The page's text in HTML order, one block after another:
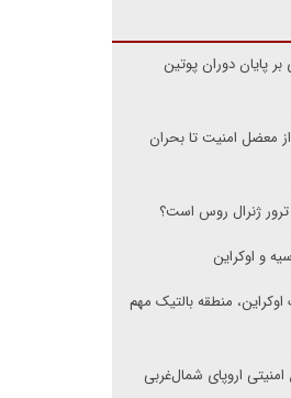
پایان دوران پوتین
معضل امنیت تا بحران
ژنرال روس است؟
و اوکراین
منطقه بالتیک مهم
اروپای شمال‌غربی